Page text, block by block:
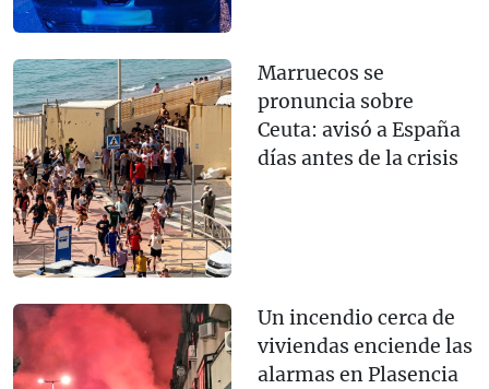
Marruecos se
pronuncia sobre
Ceuta: avisó a España
días antes de la crisis
Un incendio cerca de
viviendas enciende las
alarmas en Plasencia